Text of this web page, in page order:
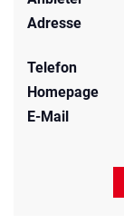
Adresse
Telefon
Homepage
E-Mail